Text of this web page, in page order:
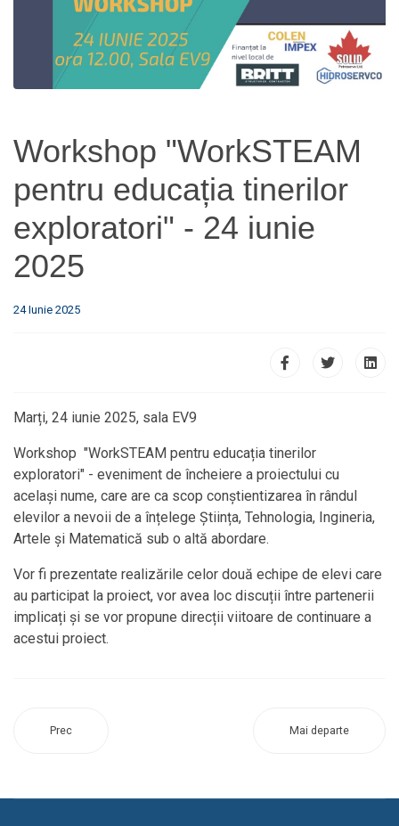
Workshop "WorkSTEAM
pentru educația tinerilor
exploratori" - 24 iunie
2025
24 Iunie 2025
Marți, 24 iunie 2025, sala EV9
Workshop "WorkSTEAM pentru educația tinerilor
exploratori" - eveniment de încheiere a proiectului cu
același nume, care are ca scop conștientizarea în rândul
elevilor a nevoii de a înțelege Știința, Tehnologia, Ingineria,
Artele și Matematică sub o altă abordare.
Vor fi prezentate realizările celor două echipe de elevi care
au participat la proiect, vor avea loc discuții între partenerii
implicați și se vor propune direcții viitoare de continuare a
acestui proiect.
Prec Mai departe